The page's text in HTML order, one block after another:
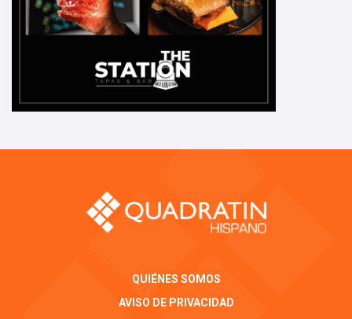
QUIÉNES SOMOS
AVISO DE PRIVACIDAD